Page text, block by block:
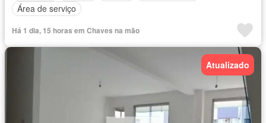
Área de serviço
Há 1 dia, 15 horas em Chaves na mão
Atualizado